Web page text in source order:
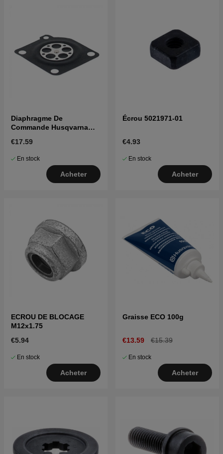
Diaphragme De
Commande Husqvarna
€17.59
En stock
Acheter
Écrou 5021971-01
€4.93
En stock
Acheter
ECROU DE BLOCAGE
M12x1.75
€5.94
En stock
Acheter
Graisse ECO 100g
€13.59 €15.39
En stock
Acheter